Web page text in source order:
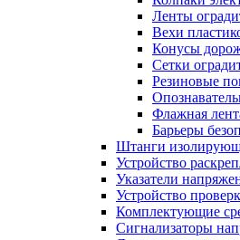
Ленты
Вехи
Конусы
Сетки
Резиновые
Флажная
Барьеры
Штанги
Устройство
Указатели
Устройство
Комплектующие
Сигнализаторы